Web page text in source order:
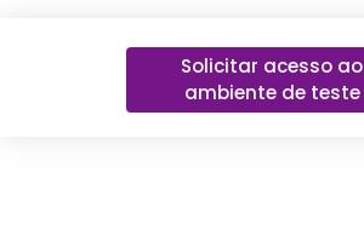
Solicitar acesso ao
ambiente de teste